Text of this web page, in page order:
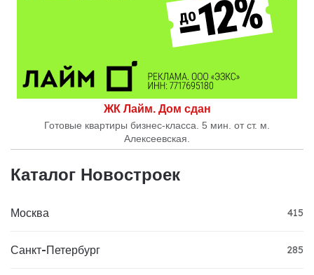
ЖК Лайм. Дом сдан
Готовые квартиры бизнес-класса. 5 мин. от ст. м.
Алексеевская.
Каталог Новостроек
Москва 415
Санкт-Петербург 285